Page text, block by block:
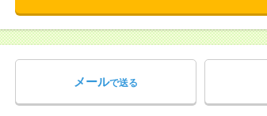
メールで送る